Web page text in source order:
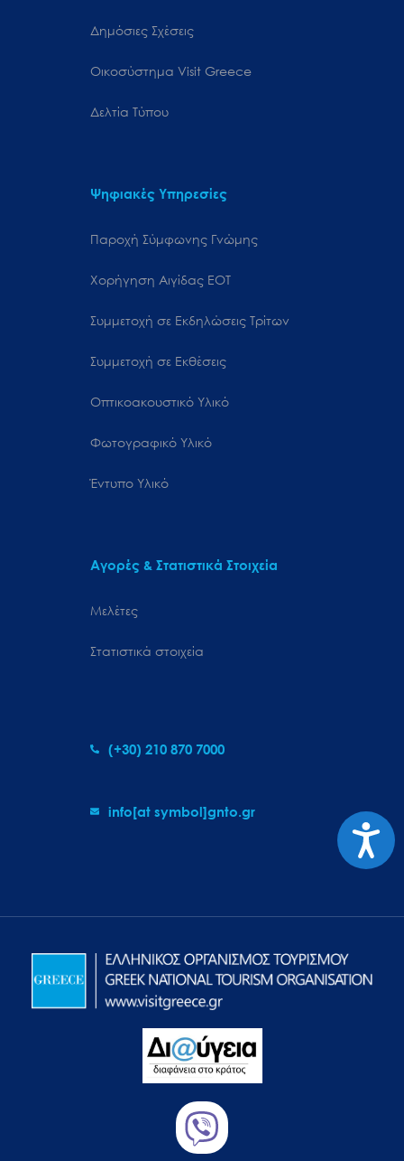
Δημόσιες Σχέσεις
Oικοσύστημα Visit Greece
Δελτία Τύπου
Ψηφιακές Υπηρεσίες
Παροχή Σύμφωνης Γνώμης
Χορήγηση Αιγίδας ΕΟΤ
Συμμετοχή σε Εκδηλώσεις Τρίτων
Συμμετοχή σε Εκθέσεις
Οπτικοακουστικό Υλικό
Φωτογραφικό Υλικό
Έντυπο Υλικό
Αγορές & Στατιστικά Στοιχεία
Μελέτες
Στατιστικά στοιχεία
(+30) 210 870 7000
info[at symbol]gnto.gr